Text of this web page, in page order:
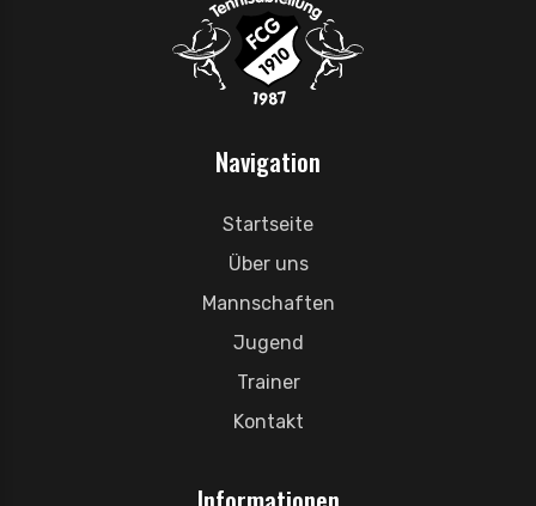
Navigation
Startseite
Über uns
Mannschaften
Jugend
Trainer
Kontakt